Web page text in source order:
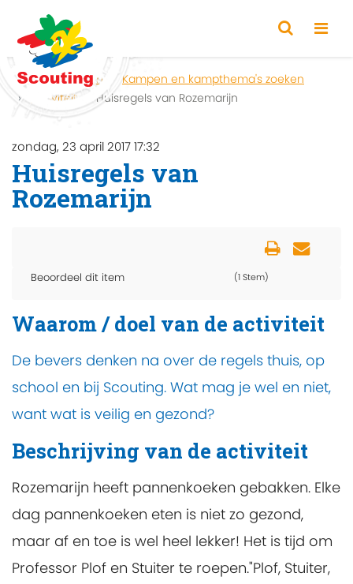
Home Zoeken
Kampen en kampthema's zoeken
Activiteit
Huisregels van Rozemarijn
zondag, 23 april 2017 17:32
Huisregels van
Rozemarijn
Beoordeel dit item (1 Stem)
Waarom / doel van de activiteit
De bevers denken na over de regels thuis, op
school en bij Scouting. Wat mag je wel en niet,
want wat is veilig en gezond?
Beschrijving van de activiteit
Rozemarijn heeft pannenkoeken gebakken. Elke
dag pannenkoeken eten is niet zo gezond,
maar af en toe is wel heel lekker! Het is tijd om
Professor Plof en Stuiter te roepen."Plof, Stuiter,